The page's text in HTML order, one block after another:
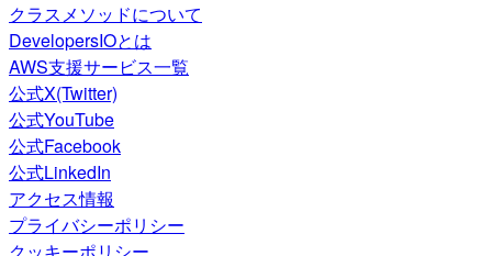
クラスメソッドについて
DevelopersIOとは
AWS支援サービス一覧
公式X(Twitter)
公式YouTube
公式Facebook
公式LinkedIn
アクセス情報
プライバシーポリシー